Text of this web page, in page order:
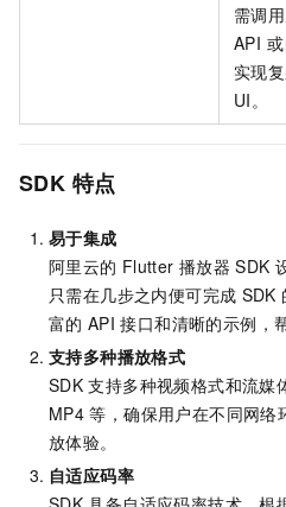
需调
API
实现
UI。
SDK 特点
易于集成
阿里云的 Flutter 播放器 SDK
只需在几步之内便可完成 SDK
富的 API 接口和清晰的示例，
支持多种播放格式
SDK 支持多种视频格式和流媒
MP4 等，确保用户在不同网络
放体验。
自适应码率